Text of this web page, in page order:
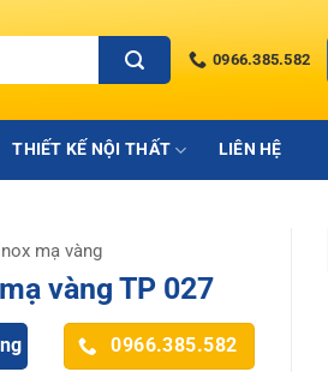
0966.385.582
THIẾT KẾ NỘI THẤT LIÊN HỆ
mạ vàng
vàng TP 027
0966.385.582